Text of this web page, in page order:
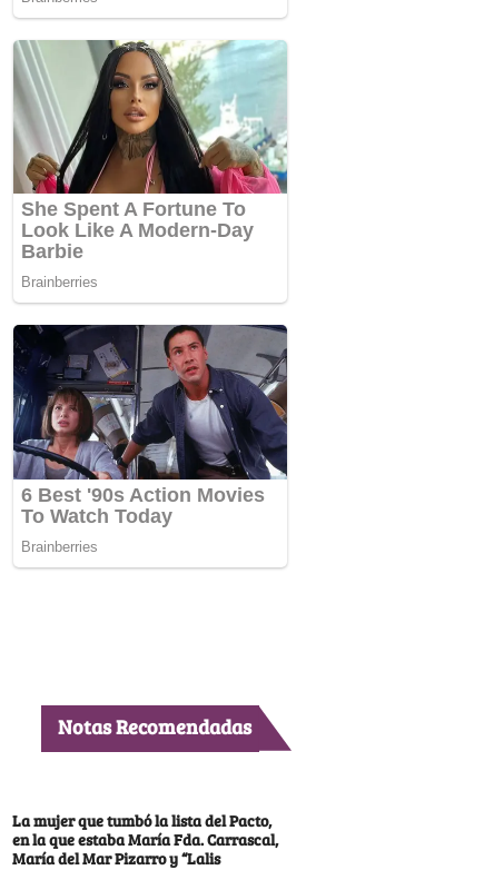
Notas Recomendadas
La mujer que tumbó la lista del Pacto,
en la que estaba María Fda. Carrascal,
María del Mar Pizarro y “Lalis